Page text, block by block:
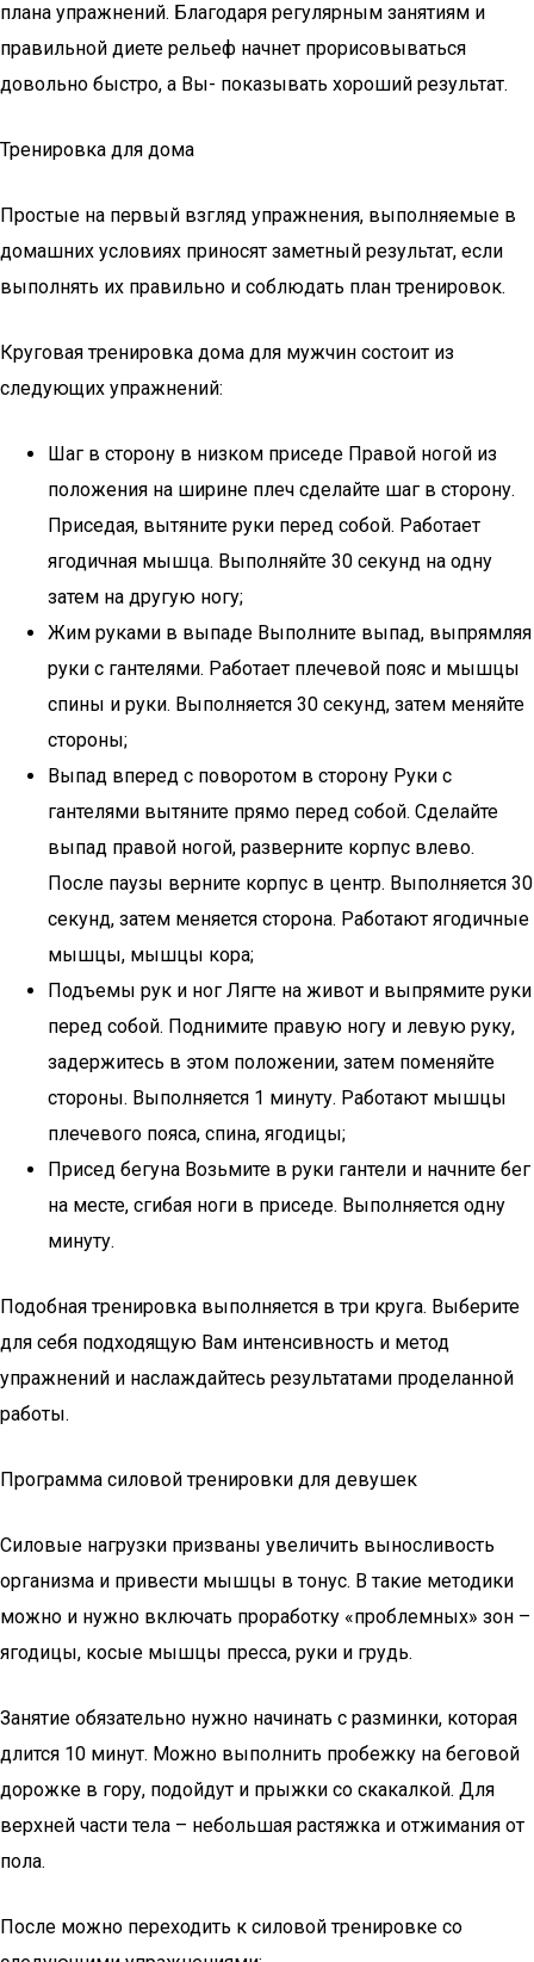
плана упражнений. Благодаря регулярным занятиям и
правильной диете рельеф начнет прорисовываться
довольно быстро, а Вы- показывать хороший результат.
Тренировка для дома
Простые на первый взгляд упражнения, выполняемые в
домашних условиях приносят заметный результат, если
выполнять их правильно и соблюдать план тренировок.
Круговая тренировка дома для мужчин состоит из
следующих упражнений:
Шаг в сторону в низком приседе Правой ногой из
положения на ширине плеч сделайте шаг в сторону.
Приседая, вытяните руки перед собой. Работает
ягодичная мышца. Выполняйте 30 секунд на одну
затем на другую ногу;
Жим руками в выпаде Выполните выпад, выпрямляя
руки с гантелями. Работает плечевой пояс и мышцы
спины и руки. Выполняется 30 секунд, затем меняйте
стороны;
Выпад вперед с поворотом в сторону Руки с
гантелями вытяните прямо перед собой. Сделайте
выпад правой ногой, разверните корпус влево.
После паузы верните корпус в центр. Выполняется 30
секунд, затем меняется сторона. Работают ягодичные
мышцы, мышцы кора;
Подъемы рук и ног Лягте на живот и выпрямите руки
перед собой. Поднимите правую ногу и левую руку,
задержитесь в этом положении, затем поменяйте
стороны. Выполняется 1 минуту. Работают мышцы
плечевого пояса, спина, ягодицы;
Присед бегуна Возьмите в руки гантели и начните бег
на месте, сгибая ноги в приседе. Выполняется одну
минуту.
Подобная тренировка выполняется в три круга. Выберите
для себя подходящую Вам интенсивность и метод
упражнений и наслаждайтесь результатами проделанной
работы.
Программа силовой тренировки для девушек
Силовые нагрузки призваны увеличить выносливость
организма и привести мышцы в тонус. В такие методики
можно и нужно включать проработку «проблемных» зон –
ягодицы, косые мышцы пресса, руки и грудь.
Занятие обязательно нужно начинать с разминки, которая
длится 10 минут. Можно выполнить пробежку на беговой
дорожке в гору, подойдут и прыжки со скакалкой. Для
верхней части тела – небольшая растяжка и отжимания от
пола.
После можно переходить к силовой тренировке со